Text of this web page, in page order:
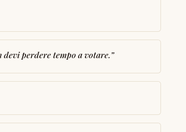
perdere tempo a votare.”